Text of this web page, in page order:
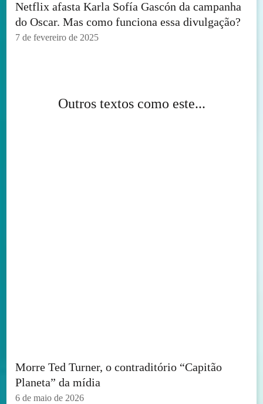
Netflix afasta Karla Sofía Gascón da campanha
do Oscar. Mas como funciona essa divulgação?
7 de fevereiro de 2025
Outros textos como este...
Morre Ted Turner, o contraditório “Capitão
Planeta” da mídia
6 de maio de 2026